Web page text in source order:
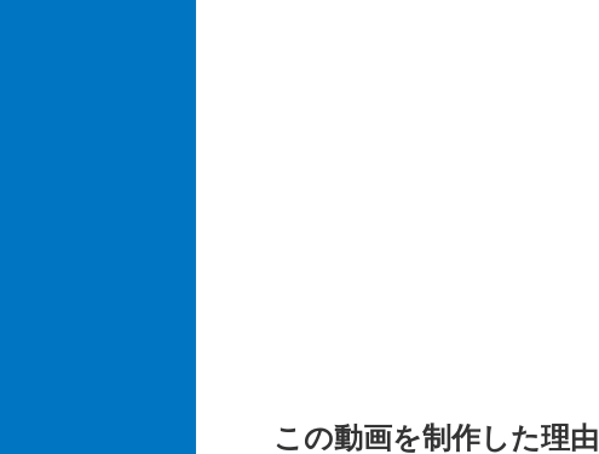
この動画を制作した理由